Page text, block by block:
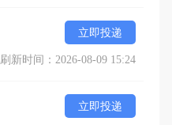
立即投递
刷新时间：2026-08-09 15:24
立即投递